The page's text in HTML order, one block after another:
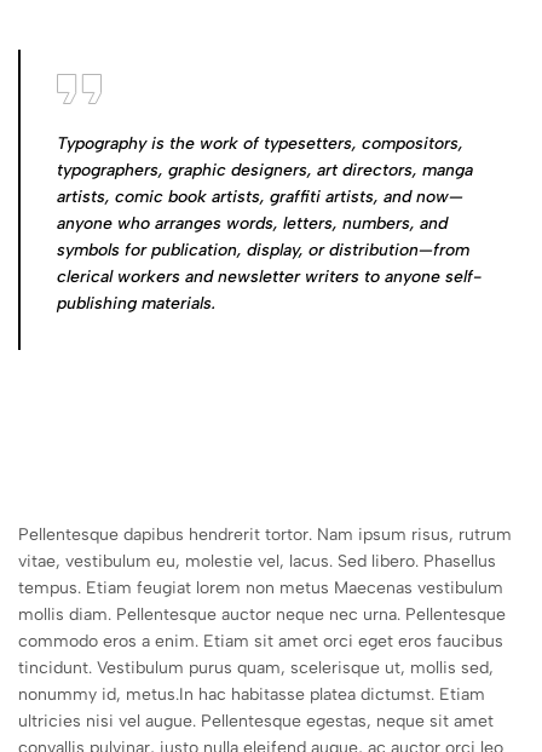
Typography is the work of typesetters, compositors,
typographers, graphic designers, art directors, manga
artists, comic book artists, graffiti artists, and now—
anyone who arranges words, letters, numbers, and
symbols for publication, display, or distribution—from
clerical workers and newsletter writers to anyone self-
publishing materials.
Pellentesque dapibus hendrerit tortor. Nam ipsum risus, rutrum
vitae, vestibulum eu, molestie vel, lacus. Sed libero. Phasellus
tempus. Etiam feugiat lorem non metus Maecenas vestibulum
mollis diam. Pellentesque auctor neque nec urna. Pellentesque
commodo eros a enim. Etiam sit amet orci eget eros faucibus
tincidunt. Vestibulum purus quam, scelerisque ut, mollis sed,
nonummy id, metus.In hac habitasse platea dictumst. Etiam
ultricies nisi vel augue. Pellentesque egestas, neque sit amet
convallis pulvinar, justo nulla eleifend augue, ac auctor orci leo